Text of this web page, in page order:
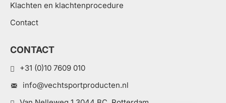
Klachten en klachtenprocedure
Contact
CONTACT
+31 (0)10 7609 010
info@vechtsportproducten.nl